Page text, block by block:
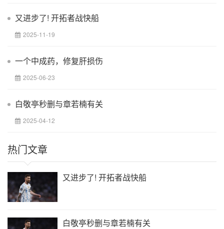
又进步了! 开拓者战快船
2025-11-19
一个中成药，修复肝损伤
2025-06-23
白敬亭秒删与章若楠有关
2025-04-12
热门文章
又进步了! 开拓者战快船
白敬亭秒删与章若楠有关